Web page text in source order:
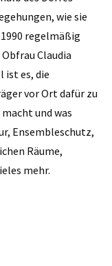
wie sie
regelmäßig
Claudia
ist es, die
vor Ort dafür zu
und was
Ensembleschutz,
Räume,
mehr.